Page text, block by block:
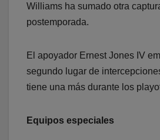
Williams ha sumado otra
postemporada.
El apoyador Ernest Jones IV
segundo lugar de
tiene una más durante los
Equipos especiales